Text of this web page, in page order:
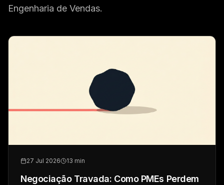
Engenharia de Vendas.
27 Jul 2026 13 min
Negociação Travada: Como PMEs Perdem